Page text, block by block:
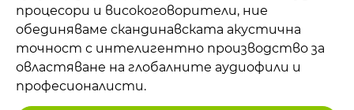
процесори и високоговорители, ние
обединяваме скандинавската акустична
точност с интелигентно производство за
овластяване на глобалните аудиофили и
професионалисти.